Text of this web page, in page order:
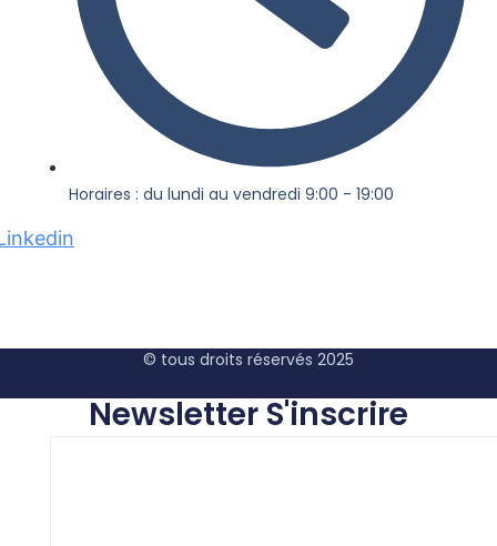
Horaires : du lundi au vendredi 9:00 - 19:00
© tous droits réservés 2025
Newsletter S'inscrire